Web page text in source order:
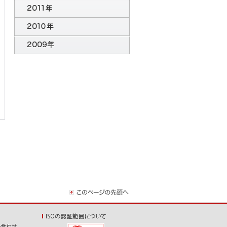
2012年のトピックス
2011年のトピックス
2010年のトピックス